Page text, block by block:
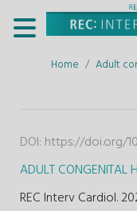
Home Adult
DOI: https://doi.org/
ADULT CONGENITAL
REC Interv Cardiol.